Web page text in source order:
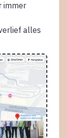
immer
alles